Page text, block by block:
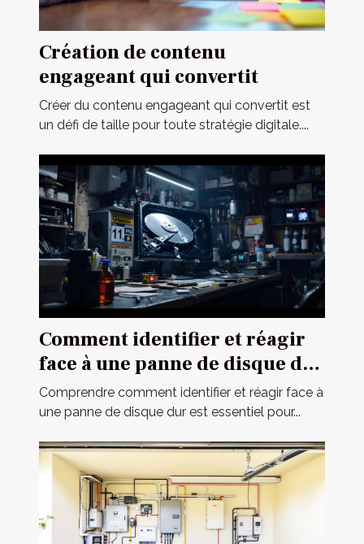
Création de contenu
engageant qui convertit
Créer du contenu engageant qui convertit est
un défi de taille pour toute stratégie digitale....
Comment identifier et réagir
face à une panne de disque dur
?
Comprendre comment identifier et réagir face à
une panne de disque dur est essentiel pour...